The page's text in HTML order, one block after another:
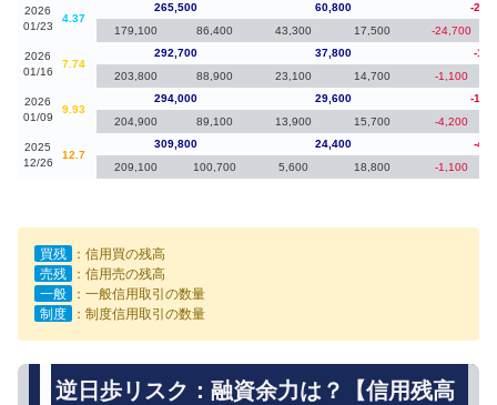
2026
01/23
4.37
265,500 60,800
-
179,100
86,400 43,300 17,500 -24,700
2026
01/16
7.74
292,700 37,800
-
203,800
88,900 23,100 14,700 -1,100
2026
01/09
9.93
294,000 29,600
-
204,900
89,100 13,900 15,700 -4,200
2025
12/26
12.7
309,800 24,400
-
209,100
100,700 5,600 18,800 -1,100
買残
：信用買の残高
売残
：信用売の残高
一般
：一般信用取引の数量
制度
：制度信用取引の数量
逆日歩リスク：融資余力は？【信用残高